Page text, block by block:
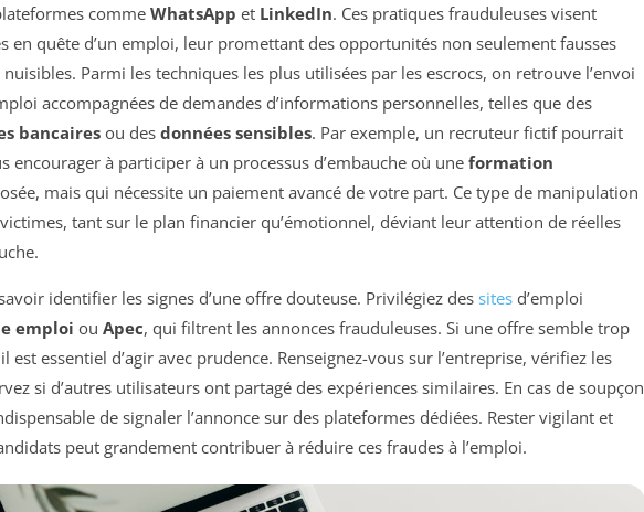
comme WhatsApp et LinkedIn. Ces pratiques frauduleuses visent
en quête d’un emploi, leur promettant des opportunités non seulement fausses
Parmi les techniques les plus utilisées par les escrocs, on retrouve l’envoi
accompagnées de demandes d’informations personnelles, telles que des
bancairesou des données sensibles. Par exemple, un recruteur fictif pourrait
encourager à participer à un processus d’embauche où une formation
mais qui nécessite un paiement avancé de votre part. Ce type de manipulation
tant sur le plan financier qu’émotionnel, déviant leur attention de réelles
identifier les signes d’une offre douteuse. Privilégiez des sites d’emploi
emploi ou Apec, qui filtrent les annonces frauduleuses. Si une offre semble trop
est essentiel d’agir avec prudence. Renseignez-vous sur l’entreprise, vérifiez les
si d’autres utilisateurs ont partagé des expériences similaires. En cas de soupçon
de signaler l’annonce sur des plateformes dédiées. Rester vigilant et
peut grandement contribuer à réduire ces fraudes à l’emploi.